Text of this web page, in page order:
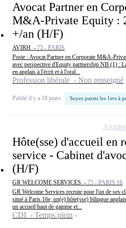
Avocat Partner en
M&A-Private Equity :
+/an (H/F)
AVIRH - 75 - PARIS
Poste : Avocat Partner en Corporate M&A-
avec perspective d'Equity partnership NB (1) :
en anglais à l'écrit et à l'oral...
Profession libérale - Non renseigné
Publié il y a 18 jours Soyez parmi les 1ers à
Hôte(sse) d'accueil en
service - Cabinet
(H/F)
GR WELCOME SERVICES - 75 - PARIS 16
GR Welcome Services recrute pour l'un de ses
situé à Paris 16e, un(e) hôte(sse) bilingue
un accueil haut de gamme et...
CDI - Temps plein